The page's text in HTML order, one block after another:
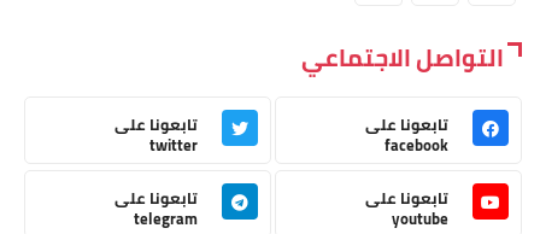
التواصل الاجتماعي
تابعونا على
facebook
تابعونا على
twitter
تابعونا على
youtube
تابعونا على
telegram